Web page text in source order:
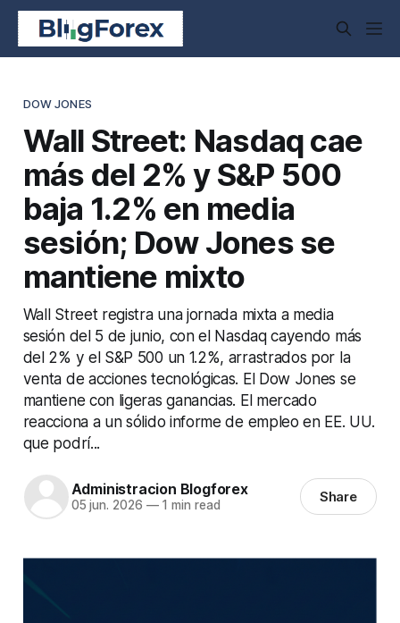
DOW JONES
Wall Street: Nasdaq cae
más del 2% y S&P 500
baja 1.2% en media
sesión; Dow Jones se
mantiene mixto
Wall Street registra una jornada mixta a media
sesión del 5 de junio, con el Nasdaq cayendo más
del 2% y el S&P 500 un 1.2%, arrastrados por la
venta de acciones tecnológicas. El Dow Jones se
mantiene con ligeras ganancias. El mercado
reacciona a un sólido informe de empleo en EE. UU.
que podrí...
Administracion Blogforex
05 jun. 2026 —1 min read Share